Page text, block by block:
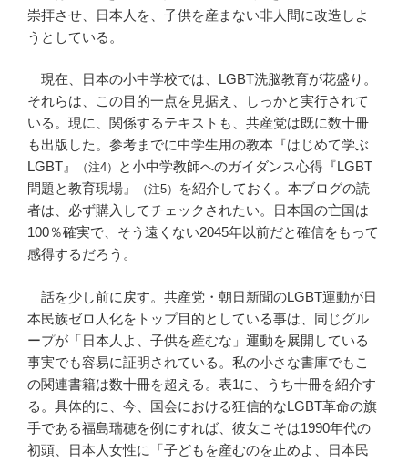
崇拝させ、日本人を、子供を産まない非人間に改造しよ
うとしている。
現在、日本の小中学校では、LGBT洗脳教育が花盛り。
それらは、この目的一点を見据え、しっかと実行されて
いる。現に、関係するテキストも、共産党は既に数十冊
も出版した。参考までに中学生用の教本『はじめて学ぶ
LGBT』
（注4）
と小中学教師へのガイダンス心得『LGBT
問題と教育現場』
（注5）
を紹介しておく。本ブログの読
者は、必ず購入してチェックされたい。日本国の亡国は
100％確実で、そう遠くない2045年以前だと確信をもって
感得するだろう。
話を少し前に戻す。共産党・朝日新聞のLGBT運動が日
本民族ゼロ人化をトップ目的としている事は、同じグル
ープが「日本人よ、子供を産むな」運動を展開している
事実でも容易に証明されている。私の小さな書庫でもこ
の関連書籍は数十冊を超える。表1に、うち十冊を紹介す
る。具体的に、今、国会における狂信的なLGBT革命の旗
手である福島瑞穂を例にすれば、彼女こそは1990年代の
初頭、日本人女性に「子どもを産むのを止めよ、日本民